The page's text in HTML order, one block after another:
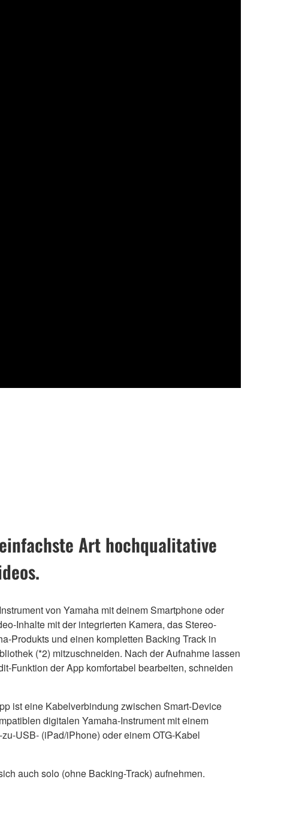
Art hochqualitative
von Yamaha mit deinem Smartphone oder
Inhalte mit der integrierten Kamera, das Stereo-
Produkts und einen kompletten Backing Track in
(*2) mitzuschneiden. Nach der Aufnahme lassen
Funktion der App komfortabel bearbeiten, schneiden
ist eine Kabelverbindung zwischen Smart-Device
digitalen Yamaha-Instrument mit einem
USB- (iPad/iPhone) oder einem OTG-Kabel
auch solo (ohne Backing-Track) aufnehmen.